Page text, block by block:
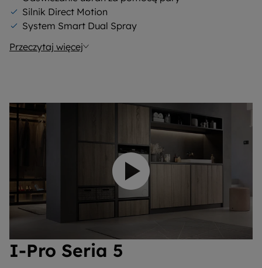
Silnik Direct Motion
System Smart Dual Spray
Przeczytaj więcej
Odtwórz wideo
I-Pro Seria 5